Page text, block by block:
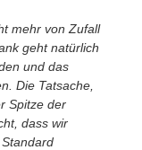
mehr von Zufall
geht natürlich
und das
Die Tatsache,
Spitze der
dass wir